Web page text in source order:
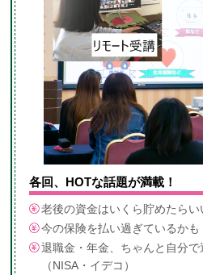
各回、HOTな話題が満載！
老後の資金はいくら貯めたらい
今の保険を払い過ぎているかも
退職金・年金、ちゃんと自分で
（NISA・イデコ）